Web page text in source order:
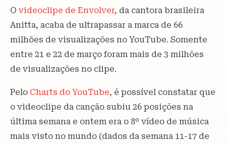
O videoclipe de Envolver, da cantora brasileira
Anitta, acaba de ultrapassar a marca de 66
milhões de visualizações no YouTube. Somente
entre 21 e 22 de março foram mais de 3 milhões
de visualizações no clipe.
Pelo Charts do YouTube, é possível constatar que
o videoclipe da canção subiu 26 posições na
última semana e ontem era o 8º vídeo de música
mais visto no mundo (dados da semana 11-17 de